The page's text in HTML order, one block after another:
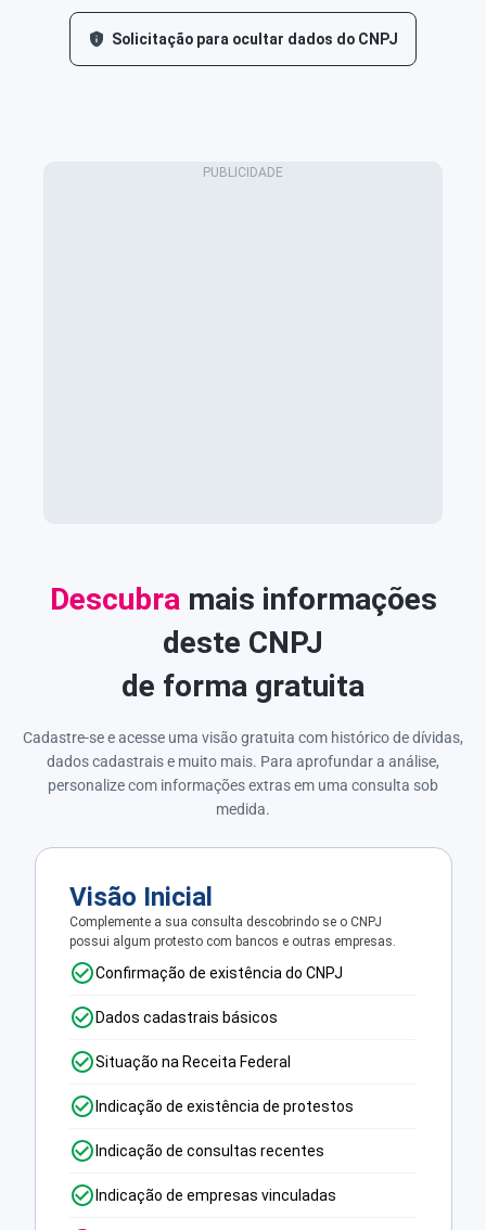
Solicitação para ocultar dados do CNPJ
Descubra mais informações
deste CNPJ
de forma gratuita
Cadastre-se e acesse uma visão gratuita com histórico de dívidas,
dados cadastrais e muito mais. Para aprofundar a análise,
personalize com informações extras em uma consulta sob
medida.
Visão Inicial
Complemente a sua consulta descobrindo se o CNPJ
possui algum protesto com bancos e outras empresas.
Confirmação de existência do CNPJ
Dados cadastrais básicos
Situação na Receita Federal
Indicação de existência de protestos
Indicação de consultas recentes
Indicação de empresas vinculadas